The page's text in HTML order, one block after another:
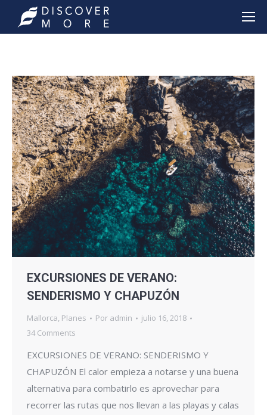
EXCURSIONES DE VERANO:
SENDERISMO Y CHAPUZÓN
Mallorca, Planes Por admin
julio 16, 2018
34 Comments
EXCURSIONES DE VERANO: SENDERISMO Y
CHAPUZÓN El calor empieza a notarse y una buena
alternativa para combatirlo es aprovechar para
recorrer las rutas que nos llevan a las playas y calas